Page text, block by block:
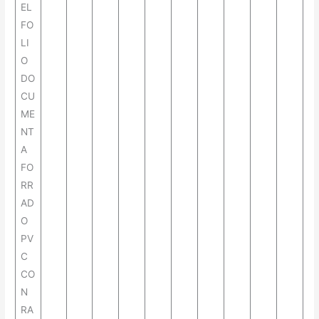
EL
FO
LI
O
DO
CU
ME
NT
A
FO
RR
AD
O
PV
C
CO
N
RA